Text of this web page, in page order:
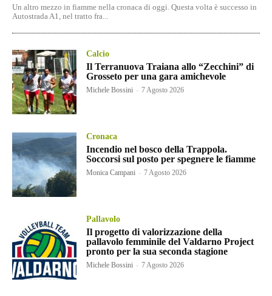
Un altro mezzo in fiamme nella cronaca di oggi. Questa volta è successo in
Autostrada A1, nel tratto fra...
Calcio
Il Terranuova Traiana allo “Zecchini” di
Grosseto per una gara amichevole
Michele Bossini - 7 Agosto 2026
Cronaca
Incendio nel bosco della Trappola.
Soccorsi sul posto per spegnere le fiamme
Monica Campani - 7 Agosto 2026
Pallavolo
Il progetto di valorizzazione della
pallavolo femminile del Valdarno Project
pronto per la sua seconda stagione
Michele Bossini - 7 Agosto 2026